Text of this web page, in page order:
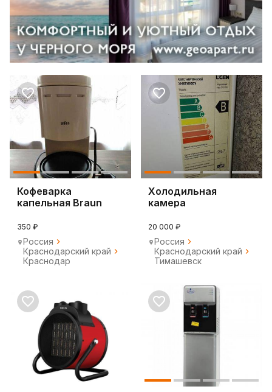
Кофеварка
капельная Braun
350 ₽
Россия
Краснодарский край
Краснодар
Холодильная
камера
20 000 ₽
Россия
Краснодарский край
Тимашевск